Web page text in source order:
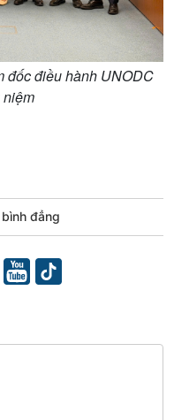
nhìn VOV1
luận
chuyện thời sự
chảy sự kiện
đêm
đốc điều hành UNODC
bình đẳng